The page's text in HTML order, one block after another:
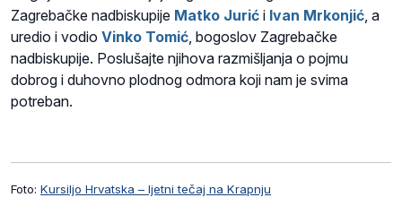
Zagrebačke nadbiskupije Matko Jurić i Ivan Mrkonjić, a
uredio i vodio Vinko Tomić, bogoslov Zagrebačke
nadbiskupije. Poslušajte njihova razmišljanja o pojmu
dobrog i duhovno plodnog odmora koji nam je svima
potreban.
Foto: Kursiljo Hrvatska – ljetni tečaj na Krapnju